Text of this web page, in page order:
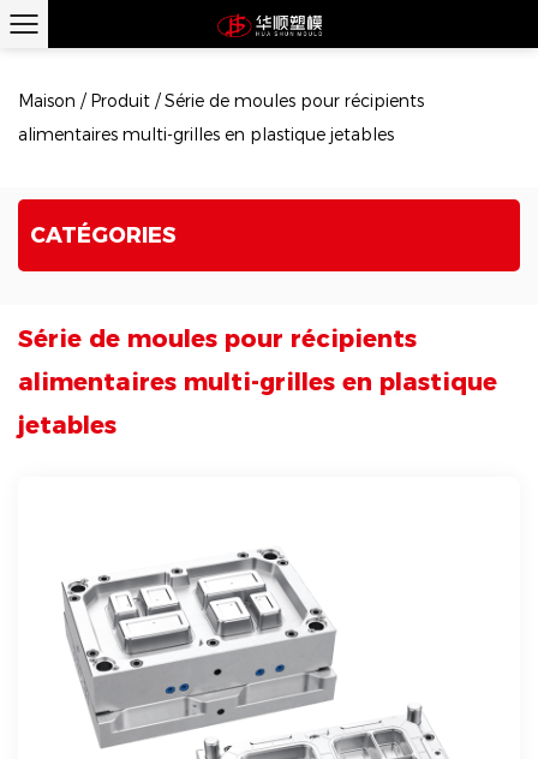
Maison / Produit /Série de moules pour récipients
alimentaires multi-grilles en plastique jetables
CATÉGORIES
Série de moules pour récipients
alimentaires multi-grilles en plastique
jetables